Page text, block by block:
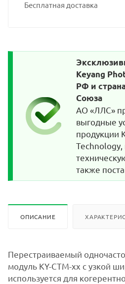
Бесплатная доставка
Keyang
РФ и
Союза
АО «ЛЛС»
выгодные
продукции
также
ОПИСАНИЕ
Перестраиваемый
модуль KY-CTM-xx с узкой
используется для